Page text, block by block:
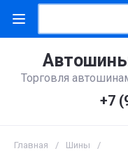
Торговля
+7
Главная / Шины
/